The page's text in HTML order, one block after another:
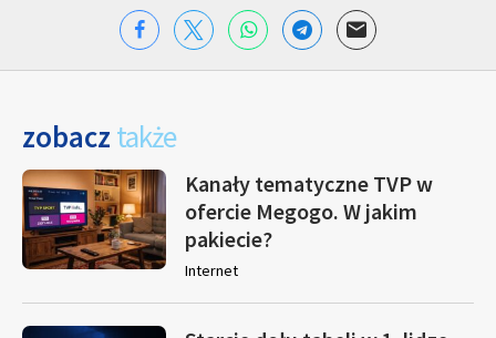
zobacz także
Kanały tematyczne TVP w
ofercie Megogo. W jakim
pakiecie?
Internet